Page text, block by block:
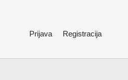
Prijava Registracija